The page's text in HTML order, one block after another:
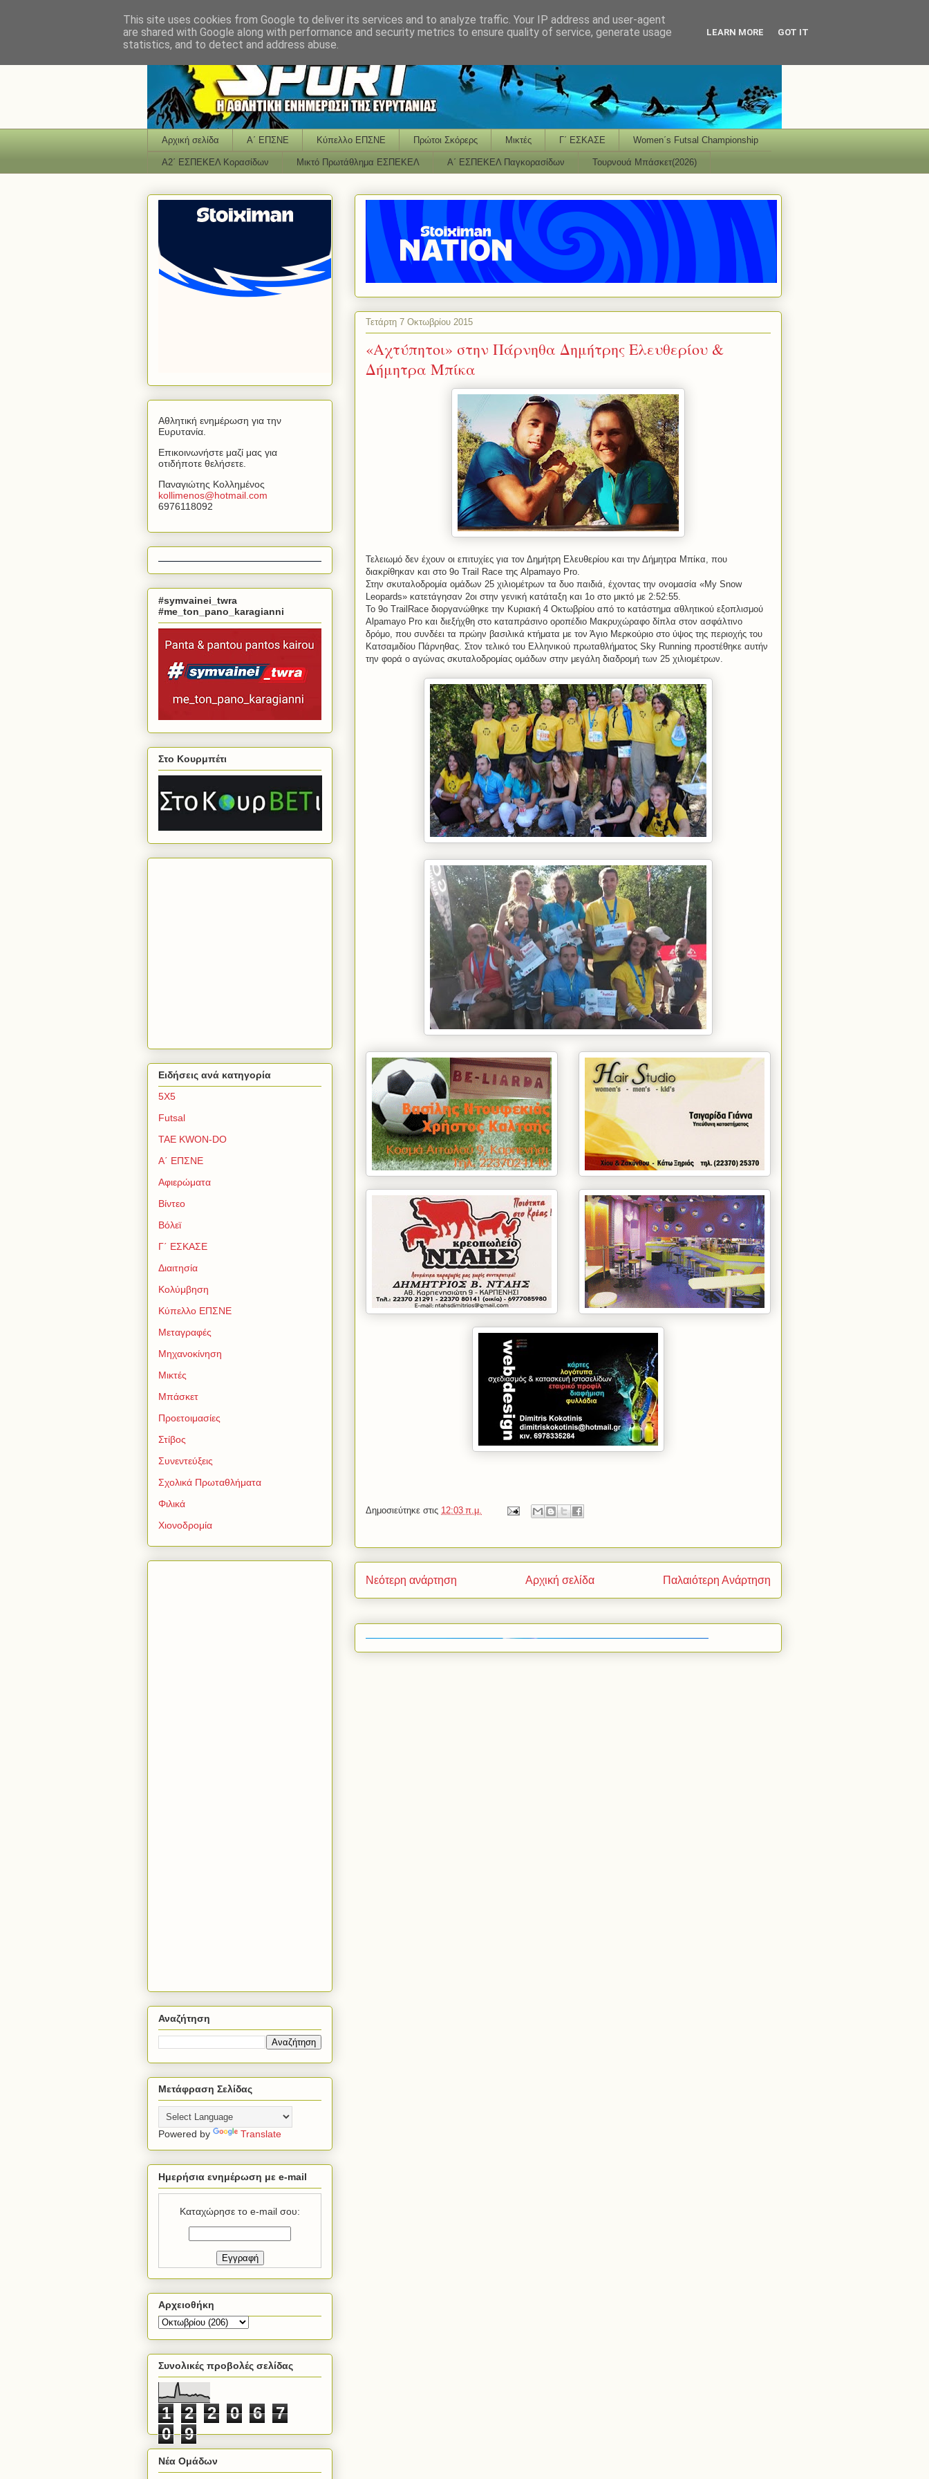
Αρχική σελίδα Α΄ ΕΠΣΝΕ Κύπελλο ΕΠΣΝΕ Πρώτοι Σκόρερς Μικτές Γ΄ ΕΣΚΑΣΕ Women΄s Futsal Championship
Α2΄ ΕΣΠΕΚΕΛ Κορασίδων Μικτό Πρωτάθλημα ΕΣΠΕΚΕΛ Α΄ ΕΣΠΕΚΕΛ Παγκορασίδων Τουρνουά Μπάσκετ(2026)
Τετάρτη 7 Οκτωβρίου 2015
«Αχτύπητοι» στην Πάρνηθα Δημήτρης Ελευθερίου &
Δήμητρα Μπίκα
Τελειωμό δεν έχουν οι επιτυχίες για τον Δημήτρη Ελευθερίου και την Δήμητρα Μπίκα, που
διακρίθηκαν και στο 9o Trail Race της Alpamayo Pro.
Στην σκυταλοδρομία ομάδων 25 χιλιομέτρων τα δυο παιδιά, έχοντας την ονομασία «My Snow
Leopards» κατετάγησαν 2οι στην γενική κατάταξη και 1o στο μικτό με 2:52:55.
To 9o TrailRace διοργανώθηκε την Κυριακή 4 Οκτωβρίου από το κατάστημα αθλητικού εξοπλισμού
Alpamayo Pro και διεξήχθη στο καταπράσινο οροπέδιο Μακρυχώραφο δίπλα στον ασφάλτινο
δρόμο, που συνδέει τα πρώην βασιλικά κτήματα με τον Άγιο Μερκούριο στο ύψος της περιοχής του
Κατσαμιδίου Πάρνηθας. Στον τελικό του Ελληνικού πρωταθλήματος Sky Running προστέθηκε αυτήν
την φορά ο αγώνας σκυταλοδρομίας ομάδων στην μεγάλη διαδρομή των 25 χιλιομέτρων.
Δημοσιεύτηκε στις 12:03 π.μ.
Νεότερη ανάρτηση Παλαιότερη Ανάρτηση
Αρχική σελίδα
Αθλητική ενημέρωση για την
Ευρυτανία.
Επικοινωνήστε μαζί μας για
οτιδήποτε θελήσετε.
Παναγιώτης Κολλημένος
kollimenos@hotmail com
6976118092
#symvainei_twra
#me_ton_pano_karagianni
Στο Κουρμπέτι
Ειδήσεις ανά κατηγορία
5Χ5
Futsal
TAE KWON-DO
Α΄ ΕΠΣΝΕ
Αφιερώματα
Βίντεο
Βόλεϊ
Γ΄ ΕΣΚΑΣΕ
Διαιτησία
Κολύμβηση
Κύπελλο ΕΠΣΝΕ
Μεταγραφές
Μηχανοκίνηση
Μικτές
Μπάσκετ
Προετοιμασίες
Στίβος
Συνεντεύξεις
Σχολικά Πρωταθλήματα
Φιλικά
Χιονοδρομία
Αναζήτηση
Μετάφραση Σελίδας
Powered by Translate
Ημερήσια ενημέρωση με e-mail
Καταχώρησε το e-mail σου:
Αρχειοθήκη
Συνολικές προβολές σελίδας
1 2 2 0 6
7
0
9
Νέα Ομάδων
This site uses cookies from Google to deliver its services and to analyze traffic. Your IP address and user-agent
are shared with Google along with performance and security metrics to ensure quality of service, generate usage
statistics, and to detect and address abuse.
LEARN MORE GOT IT